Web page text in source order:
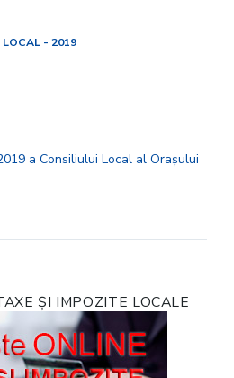
LOCAL - 2019
a Consiliului Local al Orașului
ȘI IMPOZITE LOCALE